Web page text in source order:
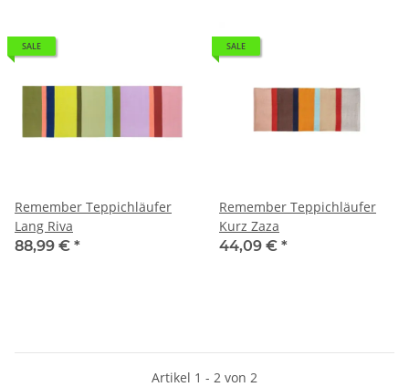
SALE
Remember Teppichläufer
Lang Riva
88,99 € *
SALE
Remember Teppichläufer
Kurz Zaza
44,09 € *
Artikel 1 - 2 von 2